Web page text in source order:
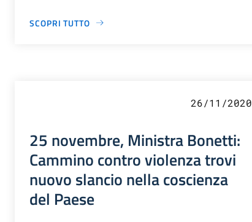
SCOPRI TUTTO
26/11/2020
25 novembre, Ministra Bonetti:
Cammino contro violenza trovi
nuovo slancio nella coscienza
del Paese